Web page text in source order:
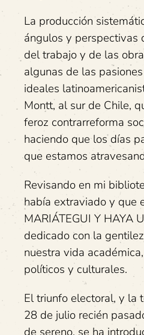
La producción
ángulos y perspectivas
del trabajo y de las
algunas de las
ideales
Montt, al sur de Chile,
feroz contrarreforma
haciendo que los días
que estamos
Revisando en mi
había extraviado y que
MARIÁTEGUI Y HAYA
dedicado con la
nuestra vida
políticos y culturales.
El triunfo electoral, y la
28 de julio recién